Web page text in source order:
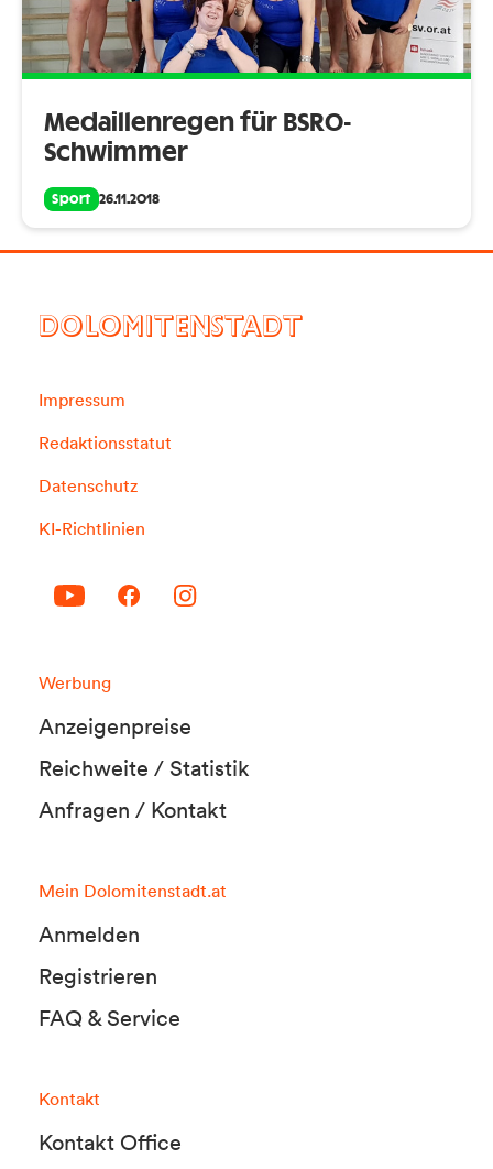
Medaillenregen für BSRO-
Schwimmer
Sport 26.11.2018
DOLOMITENSTADT
Impressum
Redaktionsstatut
Datenschutz
KI-Richtlinien
Werbung
Anzeigenpreise
Reichweite / Statistik
Anfragen / Kontakt
Mein Dolomitenstadt.at
Anmelden
Registrieren
FAQ & Service
Kontakt
Kontakt Office